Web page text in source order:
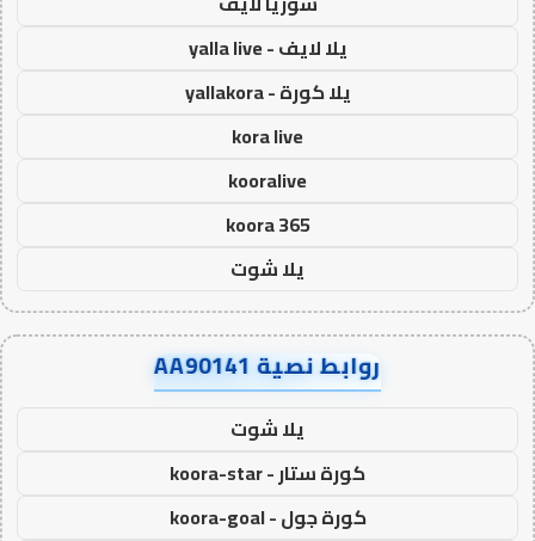
يلا لايف - yalla live
يلا كورة - yallakora
kora live
kooralive
koora 365
يلا شوت
روابط نصية AA90141
يلا شوت
كورة ستار - koora-star
كورة جول - koora-goal